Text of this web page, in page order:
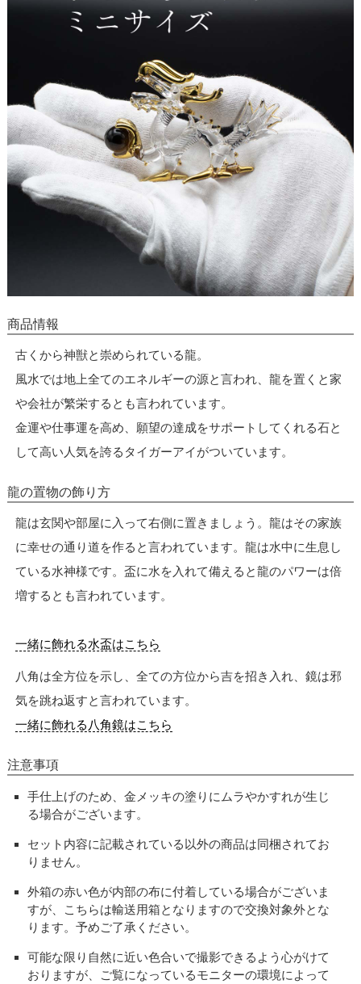
商品情報
古くから神獣と崇められている龍。
風水では地上全てのエネルギーの源と言われ、龍を置くと家
や会社が繁栄するとも言われています。
金運や仕事運を高め、願望の達成をサポートしてくれる石と
して高い人気を誇るタイガーアイがついています。
龍の置物の飾り方
龍は玄関や部屋に入って右側に置きましょう。龍はその家族
に幸せの通り道を作ると言われています。龍は水中に生息し
ている水神様です。盃に水を入れて備えると龍のパワーは倍
増するとも言われています。
一緒に飾れる水盃はこちら
八角は全方位を示し、全ての方位から吉を招き入れ、鏡は邪
気を跳ね返すと言われています。
一緒に飾れる八角鏡はこちら
注意事項
手仕上げのため、金メッキの塗りにムラやかすれが生じ
る場合がございます。
セット内容に記載されている以外の商品は同梱されてお
りません。
外箱の赤い色が内部の布に付着している場合がございま
すが、こちらは輸送用箱となりますので交換対象外とな
ります。予めご了承ください。
可能な限り自然に近い色合いで撮影できるよう心がけて
おりますが、ご覧になっているモニターの環境によって